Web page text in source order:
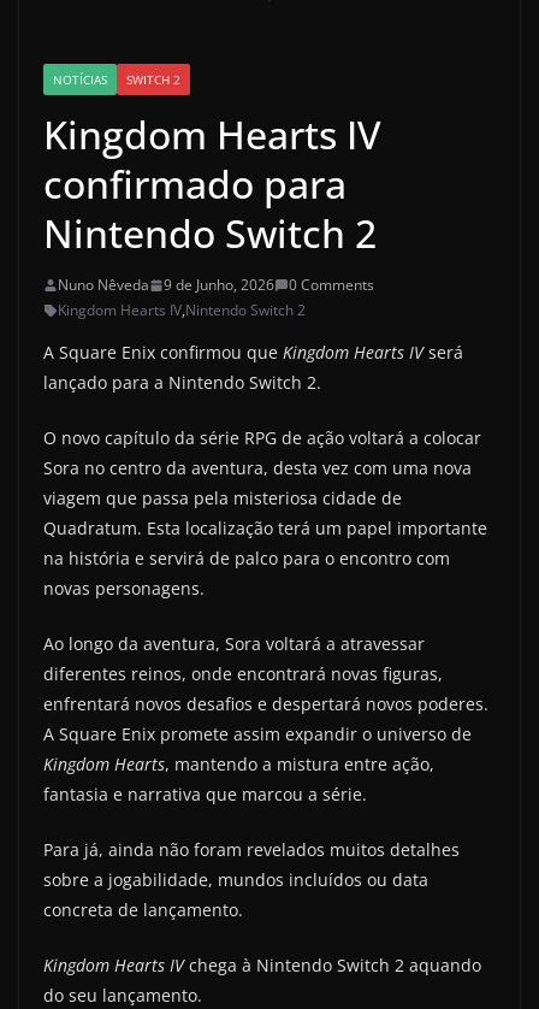
NOTÍCIAS SWITCH 2
Kingdom Hearts IV
confirmado para
Nintendo Switch 2
Nuno Nêveda 9 de Junho, 2026
0 Comments
Kingdom Hearts IV,Nintendo Switch 2
A Square Enix confirmou que Kingdom Hearts IVserá
lançado para a Nintendo Switch 2.
O novo capítulo da série RPG de ação voltará a colocar
Sora no centro da aventura, desta vez com uma nova
viagem que passa pela misteriosa cidade de
Quadratum. Esta localização terá um papel importante
na história e servirá de palco para o encontro com
novas personagens.
Ao longo da aventura, Sora voltará a atravessar
diferentes reinos, onde encontrará novas figuras,
enfrentará novos desafios e despertará novos poderes.
A Square Enix promete assim expandir o universo de
Kingdom Hearts, mantendo a mistura entre ação,
fantasia e narrativa que marcou a série.
Para já, ainda não foram revelados muitos detalhes
sobre a jogabilidade, mundos incluídos ou data
concreta de lançamento.
Kingdom Hearts IVchega à Nintendo Switch 2 aquando
do seu lançamento.